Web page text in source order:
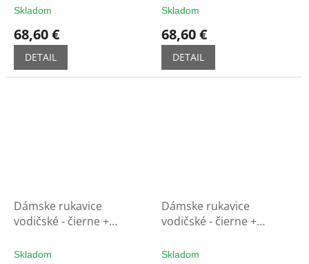
Skladom
68,60 €
DETAIL
Skladom
68,60 €
DETAIL
Dámske rukavice
vodičské - čierne +
Skladom
Dámske rukavice
vodičské - čierne +
Skladom